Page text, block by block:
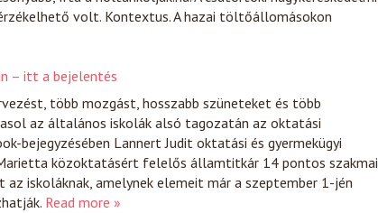
volt. Kontextus. A hazai töltőállomásokon
– itt a bejelentés
több mozgást, hosszabb szüneteket és több
az általános iskolák alsó tagozatán az oktatási
bejegyzésében Lannert Judit oktatási és gyermekügyi
közoktatásért felelős államtitkár 14 pontos szakmai
iskoláknak, amelynek elemeit már a szeptember 1-jén
Read more »